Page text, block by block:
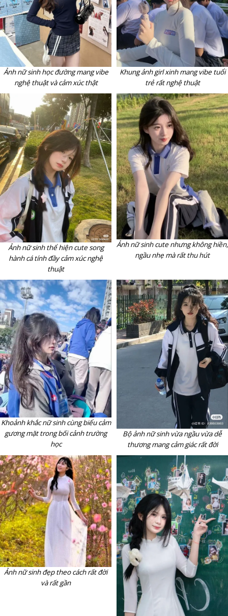
Ảnh nữ sinh học đường mang vibe
nghệ thuật và cảm xúc thật
Khung ảnh girl xinh mang vibe tuổi
trẻ rất nghệ thuật
Ảnh nữ sinh thể hiện cute song
hành cá tính đầy cảm xúc nghệ
thuật
Ảnh nữ sinh cute nhưng không hiền,
ngầu nhẹ mà rất thu hút
Khoảnh khắc nữ sinh cùng biểu cảm
gương mặt trong bối cảnh trường
học
Bộ ảnh nữ sinh vừa ngầu vừa dễ
thương mang cảm giác rất đời
Ảnh nữ sinh đẹp theo cách rất đời
và rất gần